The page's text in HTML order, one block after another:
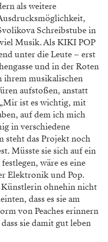
als weitere
Schreibstube in
Musik. Als KIKI POP
unter die Leute – erst
und in der Roten
ihrem musikalischen
aufstoßen, anstatt
ist es wichtig, mit
auf dem ich mich
in verschiedene
steht das Projekt noch
Müsste sie sich auf ein
wäre es eine
Elektronik und Pop.
ohnehin nicht
dass es sie am
von Peaches erinnern
sie damit gut leben